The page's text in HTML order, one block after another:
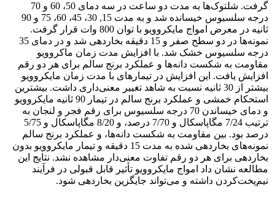
گرفت. شلتوک‌ها به مدت دو ساعت در سه دمای 50، 60 و 70
درجه سلسیوس خیسانده شد و به مدت 15, 30، 45، 60، 75 و 90
ثانیه در معرض امواج مایکروویو با توان 800 وات قرار گرفت.
نمونه‌ها در دو سطح صفر و 15 دقیقه بخاردهی شد و در دمای 35
درجه سلسیوس خشک شد. با افزایش مدت زمان ماکروویو
مقاومت به شکست دانه‌ها و عملکرد برنج سالم برای هر دو رقم
افزایش یافت. این افزایش در تیمارهای با مدت زمان‌ مایکروویو
بیشتر از 30 ثانیه نسبت به شاهد تغییر معنی‌داری داشت. بیشترین
استحکام خمشی و عملکرد برنج سالم در تیمار 90 ثانیه مایکروویو
و دمای خیساندن 70 درجه سلسیوس برای رقم فجر و لنجان به
ترتیب 7/24 مگاپاسکال و 7/70 درصد، و 8/20 مگاپاسکال و 5/75
درصد بود. بین مقاومت به شکست دانه‌ها، و عملکرد برنج سالم
نمونه‌های بخاردهی شده به مدت 15 دقیقه و تیمار مایکروویو بدون
بخاردهی برای هر دو رقم تفاوت معنی‌دار مشاهده نشد. نتایج این
مطالعه نشان داد امواج مایکروویو تأثیر قابل قبولی در فرآیند
نیم‌پخت‌کردن داشته و می‌تواند جایگزین بخاردهی شود.